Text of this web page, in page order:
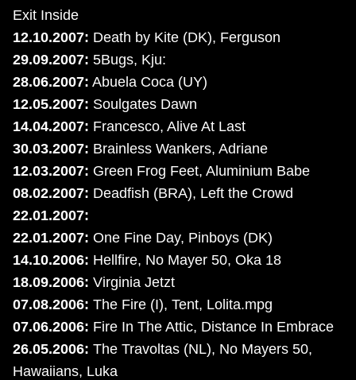
Exit Inside
12.10.2007: Death by Kite (DK), Ferguson
29.09.2007: 5Bugs, Kju:
28.06.2007: Abuela Coca (UY)
12.05.2007: Soulgates Dawn
14.04.2007: Francesco, Alive At Last
30.03.2007: Brainless Wankers, Adriane
12.03.2007: Green Frog Feet, Aluminium Babe
08.02.2007: Deadfish (BRA), Left the Crowd
22.01.2007:
22.01.2007: One Fine Day, Pinboys (DK)
14.10.2006: Hellfire, No Mayer 50, Oka 18
18.09.2006: Virginia Jetzt
07.08.2006: The Fire (I), Tent, Lolita.mpg
07.06.2006: Fire In The Attic, Distance In Embrace
26.05.2006: The Travoltas (NL), No Mayers 50,
Hawaiians, Luka